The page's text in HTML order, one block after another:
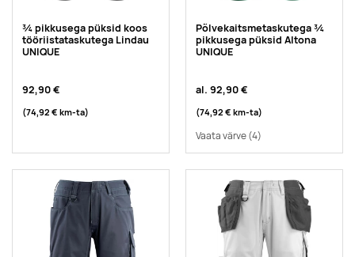
¾ pikkusega püksid koos
tööriistataskutega Lindau
UNIQUE
92,90 €
(74,92 € km-ta)
Põlvekaitsmetaskutega ¾
pikkusega püksid Altona
UNIQUE
al. 92,90 €
(74,92 € km-ta)
Vaata värve(4)